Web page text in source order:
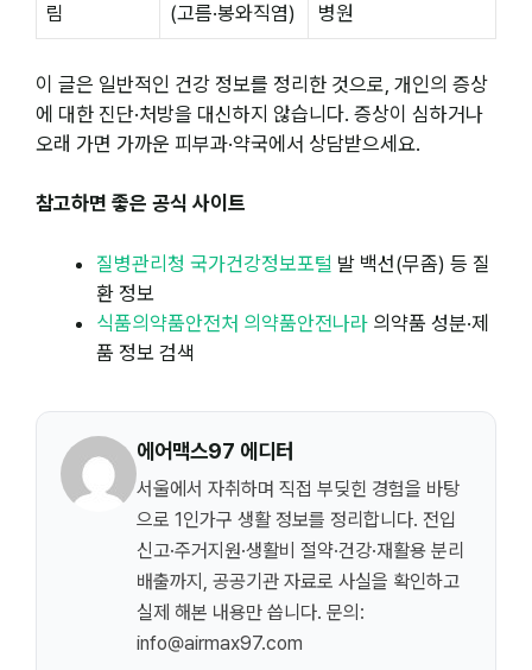
림
(고름·봉와직염)
병원
이 글은 일반적인 건강 정보를 정리한 것으로, 개인의 증상
에 대한 진단·처방을 대신하지 않습니다. 증상이 심하거나
오래 가면 가까운 피부과·약국에서 상담받으세요.
참고하면 좋은 공식 사이트
질병관리청 국가건강정보포털 발 백선(무좀) 등 질
환 정보
식품의약품안전처 의약품안전나라 의약품 성분·제
품 정보 검색
에어맥스97 에디터
서울에서 자취하며 직접 부딪힌 경험을 바탕
으로 1인가구 생활 정보를 정리합니다. 전입
신고·주거지원·생활비 절약·건강·재활용 분리
배출까지, 공공기관 자료로 사실을 확인하고
실제 해본 내용만 씁니다. 문의:
info@airmax97.com